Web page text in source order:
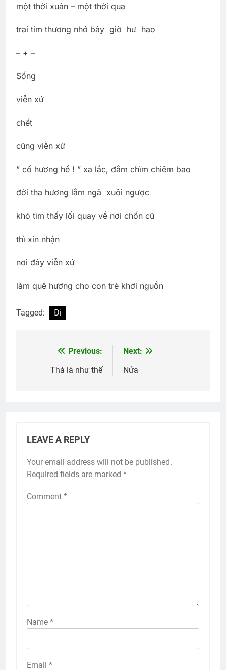
một thời xuân – một thời qua
trai tim thương nhớ bây giờ hư hao
– + –
Sống
viễn xứ
chết
cũng viễn xứ
” cố hương hề ! ” xa lắc, đắm chìm chiêm bao
đời tha hương lắm ngả xuôi ngược
khó tìm thấy lối quay về nơi chốn cũ
thì xin nhận
nơi đây viễn xứ
làm quê hương cho con trẻ khơi nguồn
Tagged: Đi
navigation
Previous:
Thà là như thế
Next:
Nửa
LEAVE A REPLY
Your email address will not be published.
Required fields are marked *
Comment *
Name *
Email *